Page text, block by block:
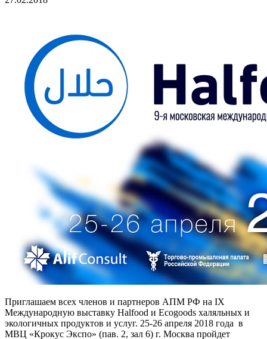
Приглашаем всех членов и партнеров АПМ РФ на IX
Международную выставку Halfood и Ecogoods халяльных и
экологичных продуктов и услуг. 25-26 апреля 2018 года в
МВЦ «Крокус Экспо» (пав. 2, зал 6) г. Москва пройдет